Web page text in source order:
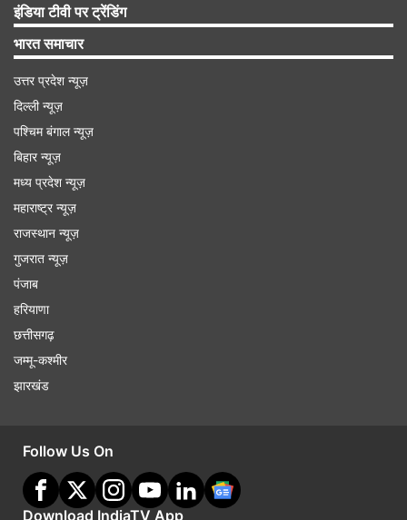
इंडिया टीवी पर ट्रेंडिंग
भारत समाचार
उत्तर प्रदेश न्यूज़
दिल्ली न्यूज़
पश्चिम बंगाल न्यूज़
बिहार न्यूज़
मध्य प्रदेश न्यूज़
महाराष्ट्र न्यूज़
राजस्थान न्यूज़
गुजरात न्यूज़
पंजाब
हरियाणा
छत्तीसगढ़
जम्मू-कश्मीर
झारखंड
Follow Us On
Download IndiaTV App